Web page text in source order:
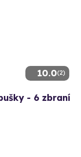
10.0(2)
- 6 zbraní